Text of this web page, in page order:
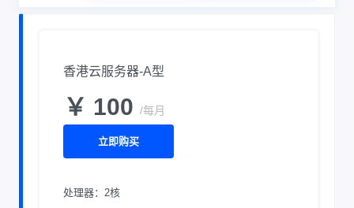
香港云服务器-A型
￥ 100 /每月
立即购买
处理器：2核